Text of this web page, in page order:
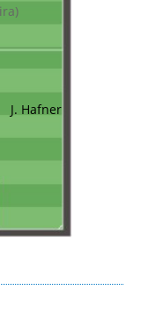
J. Hafner